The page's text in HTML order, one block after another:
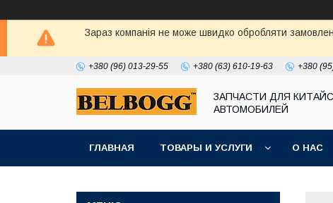
Зараз компанія не може швидко обробляти
+380 (96) 013-29-55 +380 (63) 610-19-63 +380
ЗАПЧАСТИ ДЛЯ
АВТОМОБИЛЕЙ
ГЛАВНАЯ ТОВАРЫ И УСЛУГИ О НАС